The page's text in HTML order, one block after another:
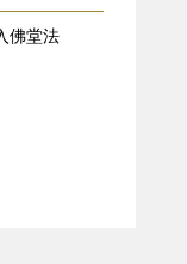
入佛堂法